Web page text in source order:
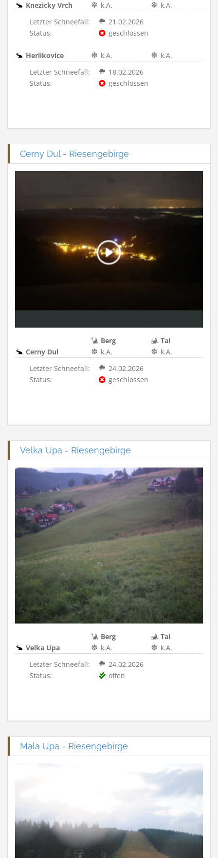
Knezicky Vrch
k.A.
k.A.
Letzter Schneefall:
21.02.2026
Status:
geschlossen
Herlikovice k.A.
k.A.
Letzter Schneefall:
18.02.2026
Status:
geschlossen
Cerny Dul- Riesengebirge
Berg
Tal
Cerny Dul
k.A.
k.A.
Letzter Schneefall:
24.02.2026
Status:
geschlossen
Velka Upa - Riesengebirge
Berg
Tal
Velka Upa
k.A.
k.A.
Letzter Schneefall:
24.02.2026
Status:
offen
Mala Upa - Riesengebirge